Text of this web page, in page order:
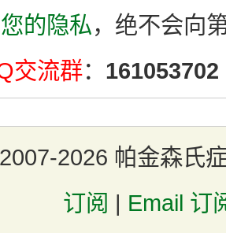
的隐私，绝不会向
交流群： 161053702
2007-2026 帕金森氏
订阅 | Email 订